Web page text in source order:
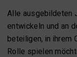
Alle ausgebildeten
entwickeln und an
beteiligen, in ihrem
Rolle spielen